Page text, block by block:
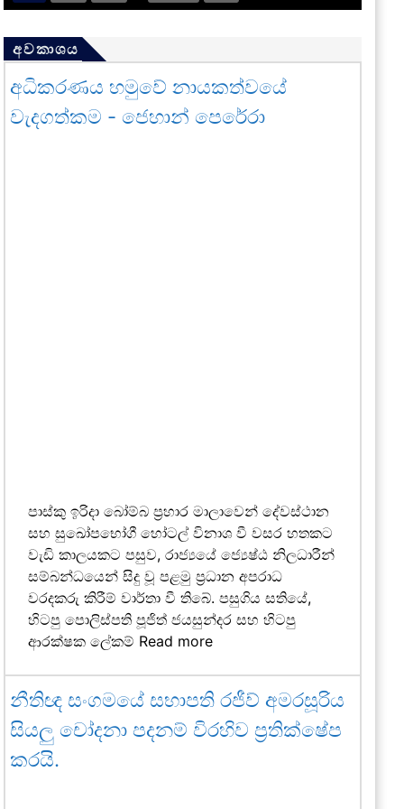
අවකාශය
අධිකරණය හමුවේ නායකත්වයේ
වැදගත්කම - ජෙහාන් පෙරේරා
පාස්කු ඉරිදා බෝම්බ ප්‍රහාර මාලාවෙන් දේවස්ථාන
සහ සුඛෝපභෝගී හෝටල් විනාශ වී වසර හතකට
වැඩි කාලයකට පසුව, රාජ්‍යයේ ජ්‍යෙෂ්ඨ නිලධාරීන්
සම්බන්ධයෙන් සිදු වූ පළමු ප්‍රධාන අපරාධ
වරදකරු කිරීම් වාර්තා වී තිබේ. පසුගිය සතියේ,
හිටපු පොලිස්පති පූජිත් ජයසුන්දර සහ හිටපු
ආරක්ෂක ලේකම් Read more
නීතිඥ සංගමයේ සභාපති රජීව් අමරසූරිය
සියලු චෝදනා පදනම් විරහිව ප්‍රතික්ෂේප
කරයි.